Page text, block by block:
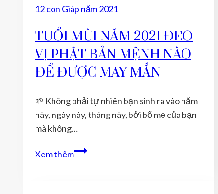
PHẬT
BẢN
MỆNH
NÀO
ĐỂ
ĐƯỢC
MAY
MẮN
12 con Giáp năm 2021
TUỔI MÙI NĂM 2021 ĐEO
VỊ PHẬT BẢN MỆNH NÀO
ĐỂ ĐƯỢC MAY MẮN
🌱 Không phải tự nhiên bạn sinh ra vào năm
này, ngày này, tháng này, bởi bố mẹ của bạn
mà không…
Xem thêmTUỔI